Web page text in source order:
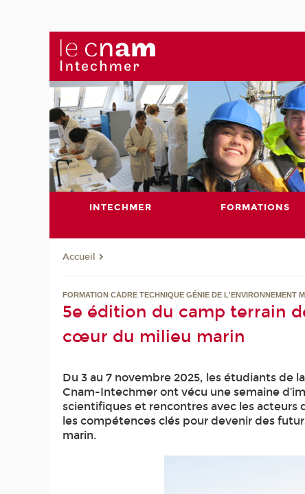
INTECHMER FORMATIONS
Accueil
FORMATION CADRE TECHNIQUE GÉNIE DE L'ENVIRONNEMENT
5e édition du camp terrain
cœur du milieu marin
Du 3 au 7 novembre 2025, les étudiants de
Cnam-Intechmer ont vécu une semaine
scientifiques et rencontres avec les
les compétences clés pour devenir des
marin.